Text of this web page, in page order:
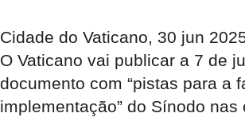
Cidade do Vaticano, 30 jun
O Vaticano vai publicar a 7 de
documento com “pistas para a
implementação” do Sínodo nas